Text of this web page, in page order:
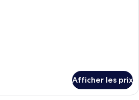
Afficher les prix